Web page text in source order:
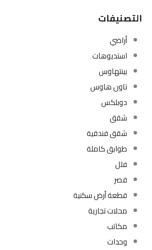
التصنيفات
أراضي
استديوهات
بينتهاوس
تاون هاوس
دوبلكس
شقق
شقق فندقية
طوابق كاملة
فلل
قصر
قطعة أرض سكنية
محلات تجارية
مكاتب
وحدات